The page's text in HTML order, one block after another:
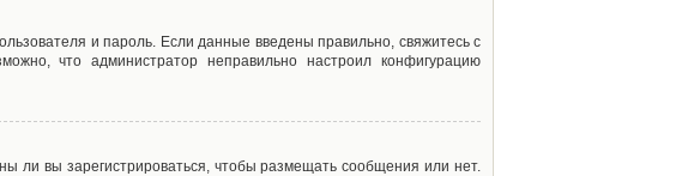
и пароль. Если данные введены правильно, свяжитесь с
что администратор неправильно настроил конфигурацию
ли вы зарегистрироваться, чтобы размещать сообщения или нет.